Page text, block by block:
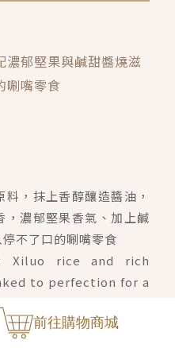
All rights reserved
濃郁堅果與鹹甜醬燒滋
唰嘴零食
，抹上香醇釀造醬油，
，濃郁堅果香氣、加上鹹
不了口的唰嘴零食
Xiluo rice and rich
to perfection for a
Its intense nutty
taste make it
前往購物商城